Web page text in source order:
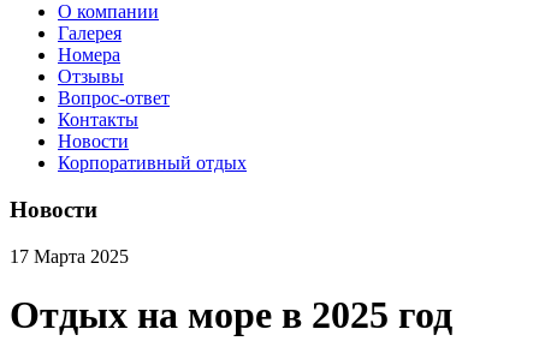
О компании
Галерея
Номера
Отзывы
Вопрос-ответ
Контакты
Новости
Корпоративный отдых
Новости
17 Марта 2025
Отдых на море в 2025 год